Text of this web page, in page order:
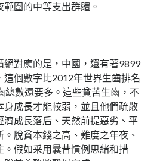
圍的中等支出群體。
絕對應的是，中國，還有著9899
這個數字比2012年世界生齒排名
總數還要多。這些貧苦生齒，不
身成長才能較弱，並且他們疏散
濟成長落后、天然前提惡劣、平
脫貧本錢之高、難度之年夜、
。假如采用曩昔慣例思緒和措